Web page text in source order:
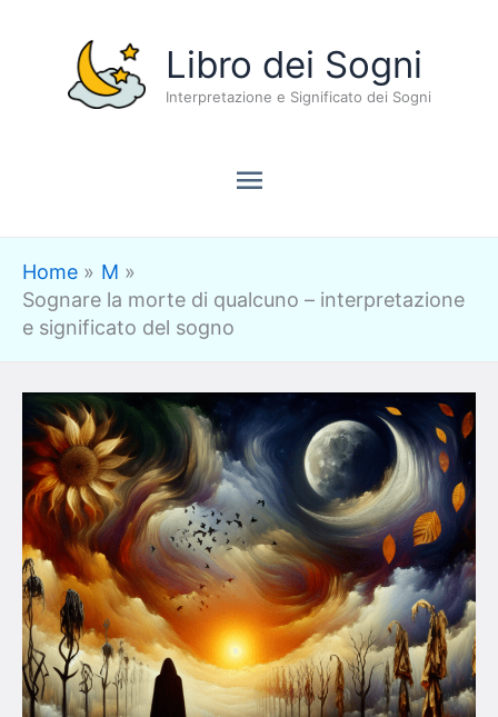
contenuto
Libro dei Sogni
Interpretazione e Significato dei Sogni
Menu
principale
Home
M
Sognare la morte di qualcuno – interpretazione
e significato del sogno